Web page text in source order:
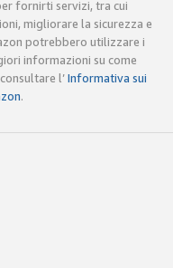
fornirti servizi, tra cui
migliorare la sicurezza e
potrebbero utilizzare i
informazioni su come
l’Informativa sui
.